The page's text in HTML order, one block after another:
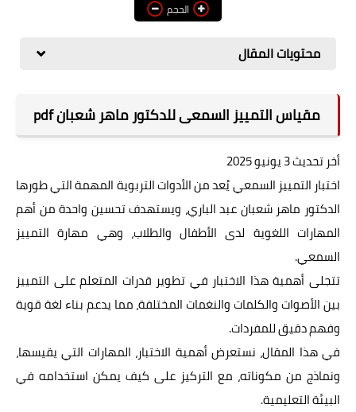
مقاييس
الحجم
محتويات المقال
مقياس التمييز السمعى للدكتور ماهر شعبان pdf
أخر تحديث 3 يونيو 2025
اختبار التمييز السمعي يُعد من الأدوات التربوية المهمة التي طورها
الدكتور ماهر شعبان عبد الباري، ويستهدف تحسين واحدة من أهم
المهارات اللغوية لدى الأطفال والطلاب، وهي مهارة التمييز
السمعي.
تتجلى أهمية هذا الاختبار في تطوير قدرات المتعلم على التمييز
بين الأصوات والكلمات والنغمات المختلفة، مما يدعم بناء لغة قوية
وفهم دقيق للمفردات.
في هذا المقال، نستعرض أهمية الاختبار، المهارات التي يقيسها،
ونماذج من مكوناته، مع التركيز على كيف يمكن استخدامه في
البيئة التعليمية.